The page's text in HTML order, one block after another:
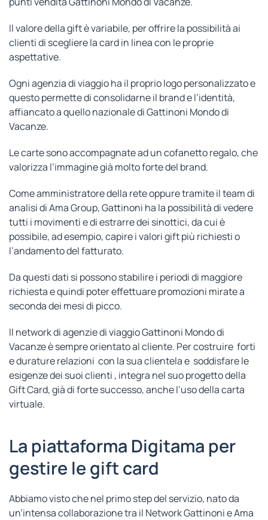
Il valore della gift è variabile, per offrire la possibilità ai
clienti di scegliere la card in linea con le proprie
aspettative.
Ogni agenzia di viaggio ha il proprio logo personalizzato e
questo permette di consolidarne il brand e l’identità,
affiancato a quello nazionale di Gattinoni Mondo di
Vacanze.
Le carte sono accompagnate ad un cofanetto regalo, che
valorizza l’immagine già molto forte del brand.
Come amministratore della rete oppure tramite il team di
analisi di Ama Group, Gattinoni ha la possibilità di vedere
tutti i movimenti e di estrarre dei sinottici, da cui è
possibile, ad esempio, capire i valori gift più richiesti o
l’andamento del fatturato.
Da questi dati si possono stabilire i periodi di maggiore
richiesta e quindi poter effettuare promozioni mirate a
seconda dei mesi di picco.
Il network di agenzie di viaggio Gattinoni Mondo di
Vacanze è sempre orientato al cliente. Per costruire forti
e durature relazioni con la sua clientela e soddisfare le
esigenze dei suoi clienti , integra nel suo progetto della
Gift Card, già di forte successo, anche l’uso della carta
virtuale.
La piattaforma Digitama per
gestire le gift card
Abbiamo visto che nel primo step del servizio, nato da
un’intensa collaborazione tra il Network Gattinoni e Ama